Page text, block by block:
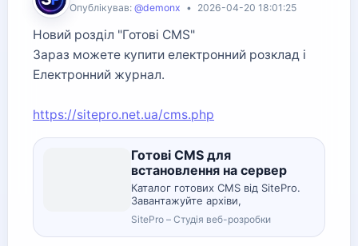
Опублікував: @demonx • 2026-04-20 18:01:25
Новий розділ "Готові CMS"
Зараз можете купити електронний розклад і
Електронний журнал.
https://sitepro.net.ua/cms.php
Готові CMS для
встановлення на сервер
Каталог готових CMS від SitePro.
Завантажуйте архіви,
встановлюйте на сервер і
запускайте власний проєкт
швидше.
SitePro – Студія веб-розробки